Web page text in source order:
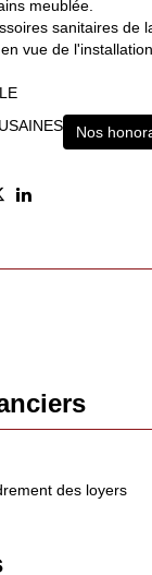
meublée.
sanitaires de
vue de
Nos
des loyers